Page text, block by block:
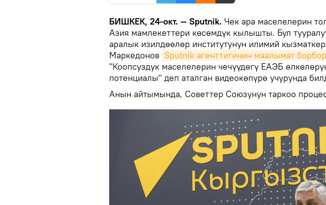
БИШКЕК, 24-окт. — Sputnik. Чек ара маселелерин
Азия мамлекеттери көсөмдүк кылышты. Бул
аралык изилдөөлөр институтунун илимий
Маркедонов Sputnik агенттигинин маалымат
"Коопсуздук маселелерин чечүүдөгү ЕАЭБ
потенциалы" деп аталган видеокөпүрө учурунда
Анын айтымында, Советтер Союзунун таркоо